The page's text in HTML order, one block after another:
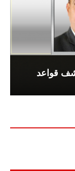
قواعد